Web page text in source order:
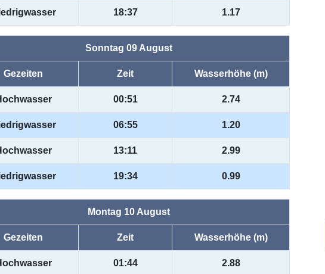
18:37 1.17
Sonntag 09 August
Gezeiten Zeit Wasserhöhe (m)
00:51 2.74
06:55 1.20
13:11 2.99
19:34 0.99
Montag 10 August
Gezeiten Zeit Wasserhöhe (m)
01:44 2.88